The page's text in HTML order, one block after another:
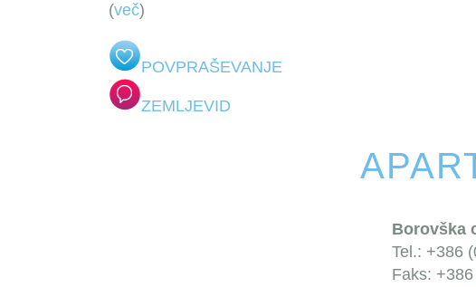
(več)
POVPRAŠEVANJE
ZEMLJEVID
Borovška
Tel.: +386
Faks: